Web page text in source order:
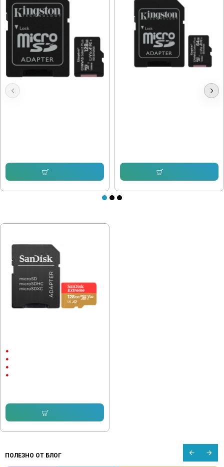
Карта памет 128GB MicroSDXC
Kingston Canvas +SD адаптер
Карта памет Kingston Canvas Sel+
ПОЛЕЗНО ОТ БЛОГ